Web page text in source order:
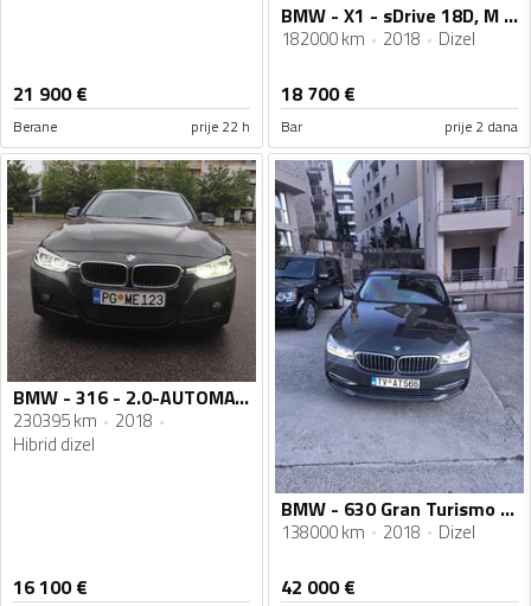
21 900€
Berane prije 22 h
BMW - X1 - sDrive 18D, M sport
182000 km 2018 Dizel
18 700€
Bar prije 2 dana
BMW - 316 - 2.0-AUTOMATIC
230395 km
2018
Hibrid dizel
16 100€
BMW - 630 Gran Turismo - 3.0
138000 km 2018 Dizel
42 000€